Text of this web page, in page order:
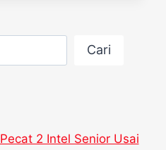
Cari
2 Intel Senior Usai